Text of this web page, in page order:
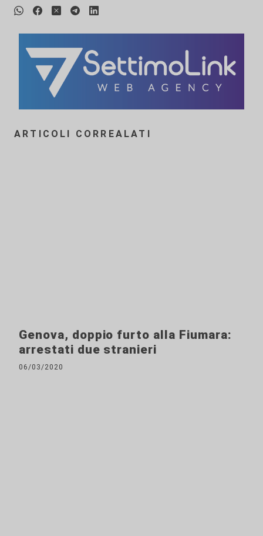
ARTICOLI CORREALATI
Genova, doppio furto alla Fiumara:
arrestati due stranieri
06/03/2020